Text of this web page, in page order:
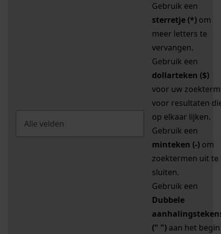
Gebruik een
sterretje (*) om
meer letters te
vervangen.
Gebruik een
dollarteken ($)
voor uw zoekterm
voor resultaten
op elkaar lijken.
Gebruik een
minteken (-) om
zoektermen uit te
sluiten.
Gebruik een
Dubbele
(" ") aan het begin